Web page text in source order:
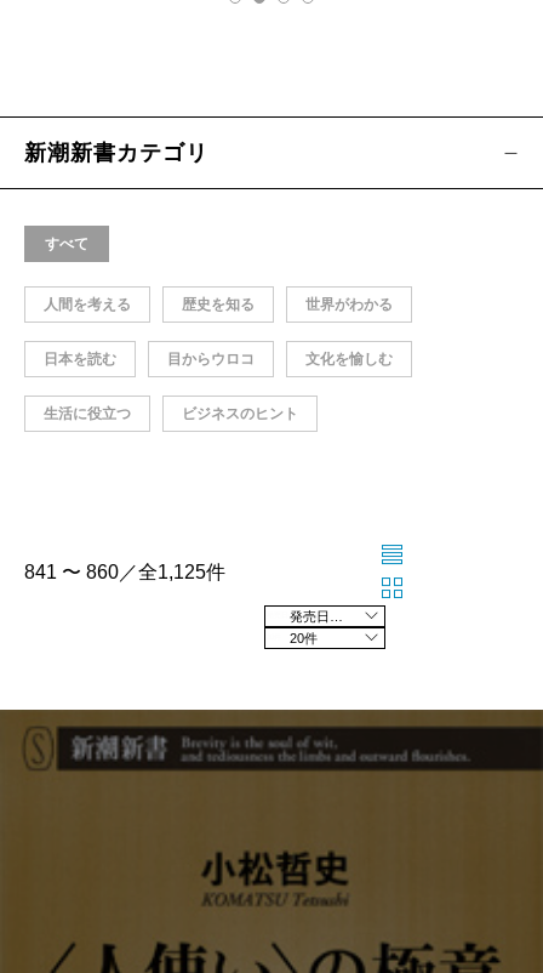
新潮新書カテゴリ
すべて
人間を考える 歴史を知る 世界がわかる
日本を読む 目からウロコ 文化を愉しむ
生活に役立つ ビジネスのヒント
841 〜 860／全1,125件
20件